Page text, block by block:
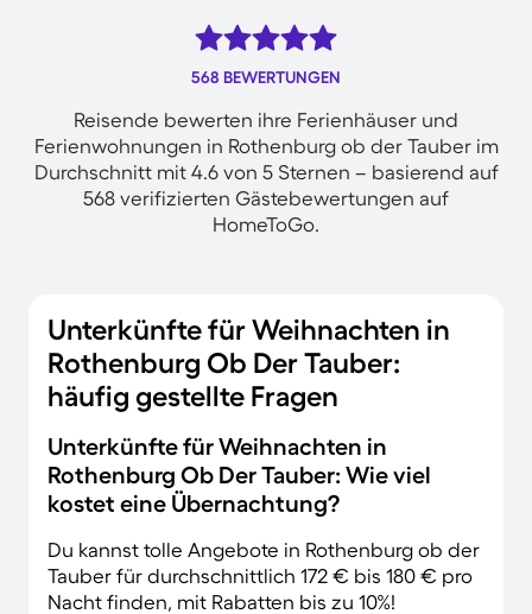
568 BEWERTUNGEN
Reisende bewerten ihre Ferienhäuser und
Ferienwohnungen in Rothenburg ob der Tauber im
Durchschnitt mit 4.6 von 5 Sternen – basierend auf
568 verifizierten Gästebewertungen auf
HomeToGo.
Unterkünfte für Weihnachten in
Rothenburg Ob Der Tauber:
häufig gestellte Fragen
Unterkünfte für Weihnachten in
Rothenburg Ob Der Tauber: Wie viel
kostet eine Übernachtung?
Du kannst tolle Angebote in Rothenburg ob der
Tauber für durchschnittlich 172 € bis 180 € pro
Nacht finden, mit Rabatten bis zu 10%!